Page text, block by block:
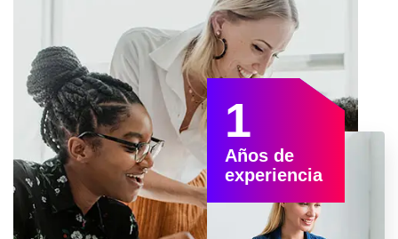
1
Años de
experiencia